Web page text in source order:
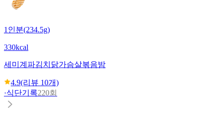
1인분(234.5g)
330kcal
세미계 파김치닭가슴살볶음밤
4.9(리뷰 10개)
·식단기록220회